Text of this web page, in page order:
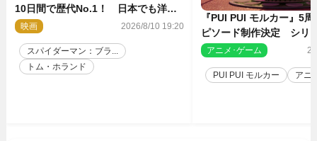
10日間で歴代No.1！ 日本でも洋画
実写最速で興収30億円突破
映画 2026/8/10 19:20
スパイダーマン：ブラ...
トム・ホランド
『PUI PUI モルカー』5
ピソード制作決定 シリ
親・見里朝希監督が復帰
アニメ･ゲーム
PUI PUI モルカー アニ